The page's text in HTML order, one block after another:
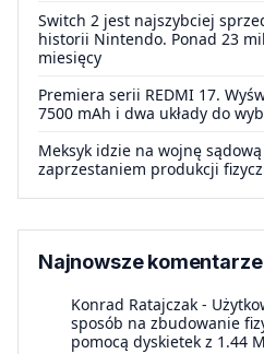
Switch 2 jest najszybciej
historii Nintendo. Ponad 23
miesięcy
Premiera serii REDMI 17.
7500 mAh i dwa układy do
Meksyk idzie na wojnę
zaprzestaniem produkcji
Najnowsze komentarze
Konrad Ratajczak -
sposób na zbudowanie
pomocą dyskietek z 1.44